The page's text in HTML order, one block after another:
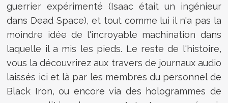
guerrier expérimenté (Isaac était un ingénieur
dans Dead Space), et tout comme lui il n'a pas la
moindre idée de l'incroyable machination dans
laquelle il a mis les pieds. Le reste de l'histoire,
vous la découvrirez aux travers de journaux audio
laissés ici et là par les membres du personnel de
Black Iron, ou encore via des hologrammes de